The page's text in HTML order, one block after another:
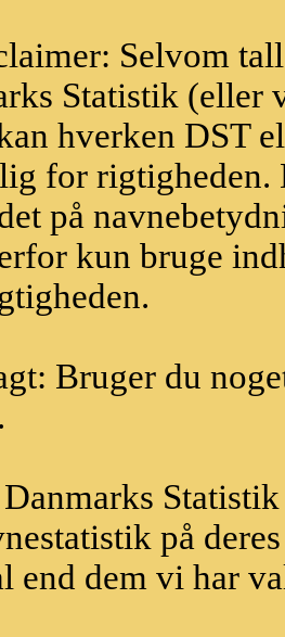
Selvom
Statistik (eller
hverken DST
for
på
kun bruge
Bruger du
på
end dem vi har